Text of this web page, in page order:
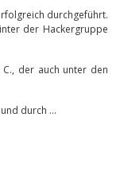
durchgeführt.
der Hackergruppe
der auch unter den
und durch …